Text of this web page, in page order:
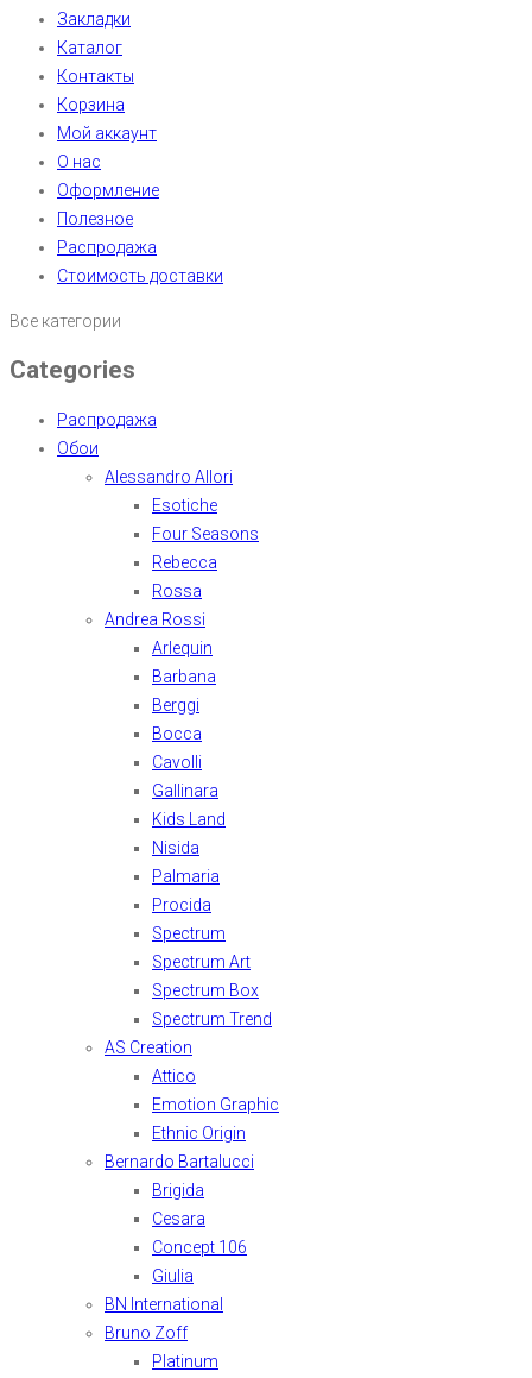
Закладки
Каталог
Контакты
Корзина
Мой аккаунт
О нас
Оформление
Полезное
Распродажа
Стоимость доставки
Все категории
Categories
Распродажа
Обои
Alessandro Allori
Esotiche
Four Seasons
Rebecca
Rossa
Andrea Rossi
Arlequin
Barbana
Berggi
Bocca
Cavolli
Gallinara
Kids Land
Nisida
Palmaria
Procida
Spectrum
Spectrum Art
Spectrum Box
Spectrum Trend
AS Creation
Attico
Emotion Graphic
Ethnic Origin
Bernardo Bartalucci
Brigida
Cesara
Concept 106
Giulia
BN International
Bruno Zoff
Platinum